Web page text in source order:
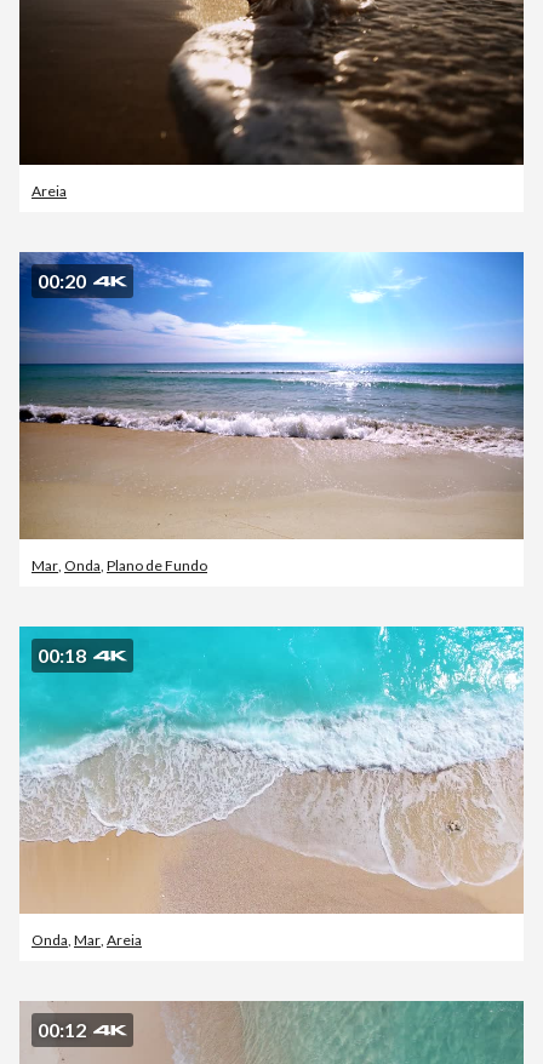
Areia
00:20
Mar Onda Plano de Fundo
00:18
Onda Mar Areia
00:12